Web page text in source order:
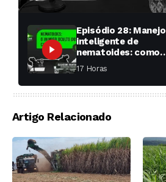
Episódio 28: Manejo
inteligente de
nematoides: como
aumentar a
produtividade das
soqueiras?
17 Horas ⁮
Artigo Relacionado